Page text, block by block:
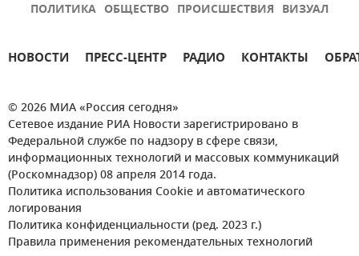
ПОЛИТИКА ОБЩЕСТВО ПРОИСШЕСТВИЯ ВИЗУАЛ
НОВОСТИ ПРЕСС-ЦЕНТР РАДИО КОНТАКТЫ
© 2026 МИА «Россия сегодня»
Сетевое издание РИА Новости зарегистрировано в
Федеральной службе по надзору в сфере связи,
информационных технологий и массовых коммуникаций
(Роскомнадзор) 08 апреля 2014 года.
Политика использования Cookie и автоматического
логирования
Политика конфиденциальности (ред. 2023 г.)
Правила применения рекомендательных технологий